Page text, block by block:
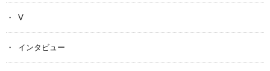
V
インタビュー